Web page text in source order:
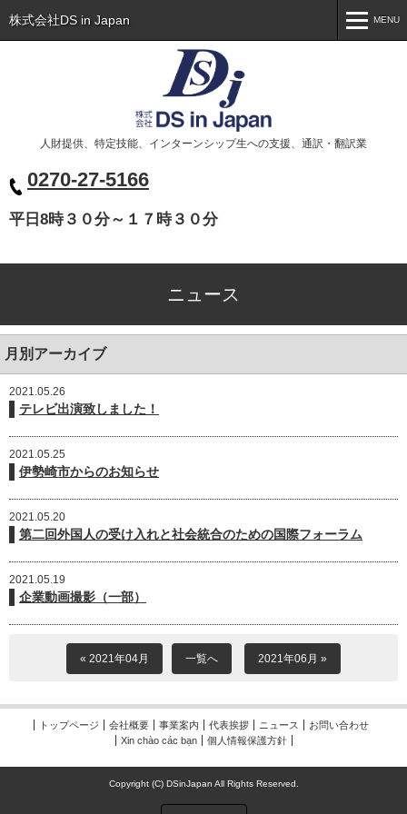
株式会社DS in Japan
人財提供、特定技能、インターンシップ生への支援、通訳・翻訳業
0270-27-5166
平日8時３０分～１７時３０分
MENU
MENU
事業案内Business
Greeting
ニュース
月別アーカイブ
2021.05.26
テレビ出演致しました！
2021.05.25
伊勢崎市からのお知らせ
2021.05.20
第二回外国人の受け入れと社会統合のための国際フォーラム
2021.05.19
企業動画撮影（一部）
« 2021年04月 一覧へ 2021年06月 »
トップページ 会社概要 事業案内 代表挨拶 ニュース
お問い合わせ
Xin chào các bạn
個人情報保護方針
Copyright (C) DSinJapan All Rights Reserved.